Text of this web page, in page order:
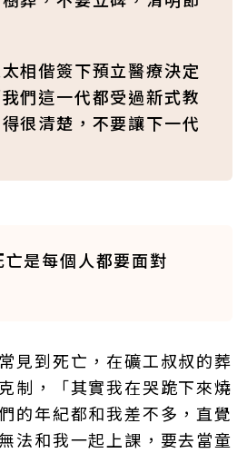
相偕簽下預立醫療決定
們這一代都受過新式教
很清楚，不要讓下一代
亡是每個人都要面對
見到死亡，在礦工叔叔的葬
制，「其實我在哭跪下來燒
的年紀都和我差不多，直覺
法和我一起上課，要去當童